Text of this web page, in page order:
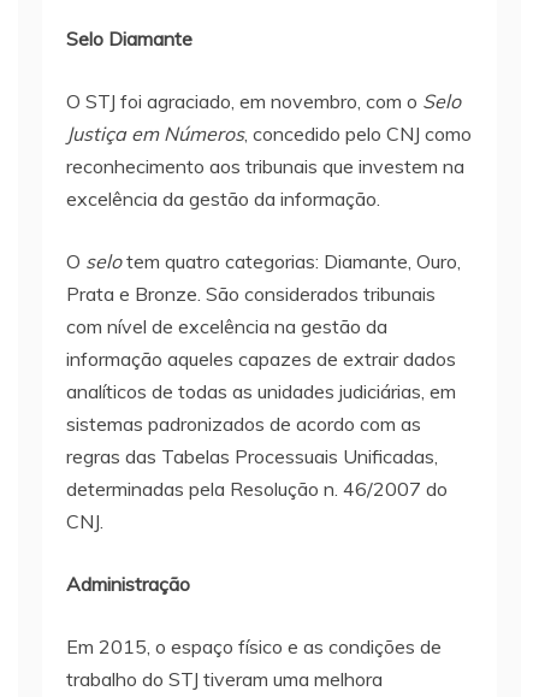
Selo Diamante
O STJ foi agraciado, em novembro, com o Selo
Justiça em Números, concedido pelo CNJ como
reconhecimento aos tribunais que investem na
excelência da gestão da informação.
O selotem quatro categorias: Diamante, Ouro,
Prata e Bronze. São considerados tribunais
com nível de excelência na gestão da
informação aqueles capazes de extrair dados
analíticos de todas as unidades judiciárias, em
sistemas padronizados de acordo com as
regras das Tabelas Processuais Unificadas,
determinadas pela Resolução n. 46/2007 do
CNJ.
Administração
Em 2015, o espaço físico e as condições de
trabalho do STJ tiveram uma melhora